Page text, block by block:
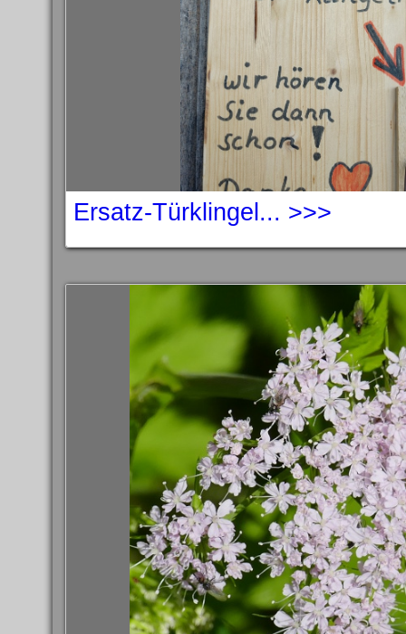
Ersatz-Türklingel... >>>